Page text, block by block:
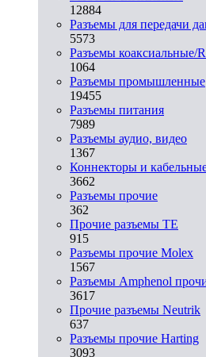
12884
Разъeмы для передачи
5573
Разъeмы коаксиальные/
1064
Разъeмы промышленные
19455
Разъeмы питания
7989
Разъeмы аудио, видео
1367
Коннекторы и
3662
Разъeмы прочие
362
Прочие разъемы TE
915
Разъемы прочие Molex
1567
Разъемы Amphenol
3617
Прочие разъемы Neutrik
637
Разъемы прочие Harting
3093